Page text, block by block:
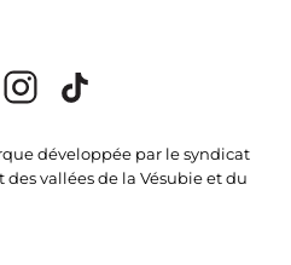
développée par le syndicat
vallées de la Vésubie et du